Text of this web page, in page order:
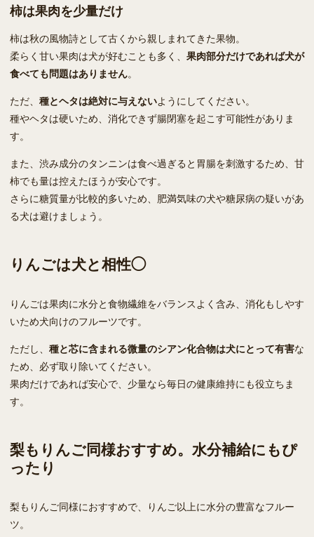
柿は果肉を少量だけ
柿は秋の風物詩として古くから親しまれてきた果物。
柔らく甘い果肉は犬が好むことも多く、 果肉部分だけであれば犬が
食べても問題はありません。
ただ、 種とヘタは絶対に与えないようにしてください。
種やヘタは硬いため、消化できず腸閉塞を起こす可能性がありま
す。
また、渋み成分のタンニンは食べ過ぎると胃腸を刺激するため、甘
柿でも量は控えたほうが安心です。
さらに糖質量が比較的多いため、肥満気味の犬や糖尿病の疑いがあ
る犬は避けましょう。
りんごは犬と相性◯
りんごは果肉に水分と食物繊維をバランスよく含み、消化もしやす
いため犬向けのフルーツです。
ただし、 種と芯に含まれる微量のシアン化合物は犬にとって有害な
ため、必ず取り除いてください。
果肉だけであれば安心で、少量なら毎日の健康維持にも役立ちま
す。
梨もりんご同様おすすめ。水分補給にもぴ
ったり
梨もりんご同様におすすめで、りんご以上に水分の豊富なフルー
ツ。